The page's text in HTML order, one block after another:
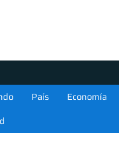
País
Economía